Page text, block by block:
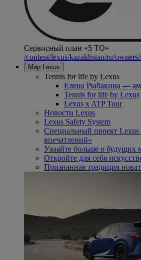
Сервисный план «5 ТО»
/content/lexus/kazakhstan/ru/
Мир Lexus
Tennis for life by Lexus
Елена Рыбакина —
Tennis for life by Lexus
Lexus x ATP Tour
Новости Lexus
Lexus Safety System
Специальный проект
впечатлений»
Узнайте больше о будущих
Откройте для себя
Признанная традиция